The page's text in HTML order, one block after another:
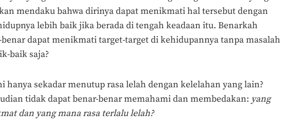
mendaku bahwa dirinya dapat menikmati hal tersebut dengan
lebih baik jika berada di tengah keadaan itu. Benarkah
dapat menikmati target-target di kehidupannya tanpa masalah
baik saja?
hanya sekadar menutup rasa lelah dengan kelelahan yang lain?
tidak dapat benar-benar memahami dan membedakan: yang
dan yang mana rasa terlalu lelah?